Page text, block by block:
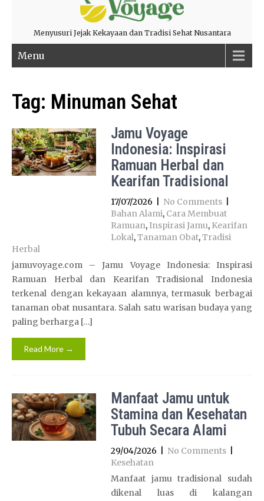
Menyusuri Jejak Kekayaan dan Tradisi Sehat Nusantara
Menu
Tag: Minuman Sehat
Jamu Voyage
Indonesia: Inspirasi
Ramuan Herbal dan
Kearifan Tradisional
17/07/2026 No Comments
Bahan Alami, Cara Membuat
Ramuan, Inspirasi Jamu, Kearifan
Lokal,Tanaman Obat,Tradisi
Herbal
jamuvoyage.com – Jamu Voyage Indonesia: Inspirasi
Ramuan Herbal dan Kearifan Tradisional Indonesia
terkenal dengan kekayaan alamnya, termasuk berbagai
tanaman obat nusantara. Salah satu warisan budaya yang
paling berharga […]
Read More →
Manfaat Jamu untuk
Stamina dan Kesehatan
Tubuh Secara Alami
29/04/2026 No Comments
Kesehatan
Manfaat jamu tradisional sudah
dikenal luas di kalangan